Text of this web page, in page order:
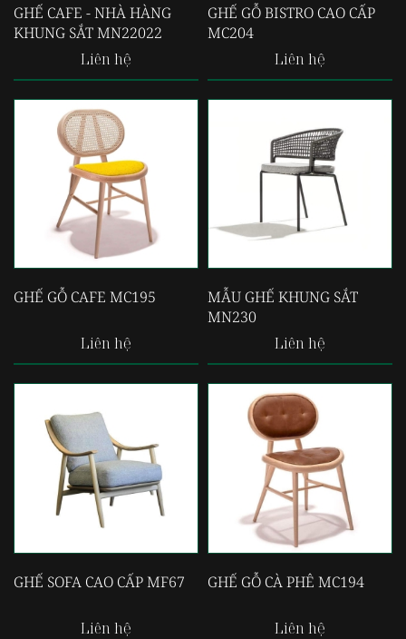
GHẾ CAFE - NHÀ HÀNG
KHUNG SẮT MN22022
Liên hệ
GHẾ GỖ BISTRO CAO CẤP
MC204
Liên hệ
GHẾ GỖ CAFE MC195
Liên hệ
MẪU GHẾ KHUNG SẮT
MN230
Liên hệ
GHẾ SOFA CAO CẤP MF67
Liên hệ
GHẾ GỖ CÀ PHÊ MC194
Liên hệ